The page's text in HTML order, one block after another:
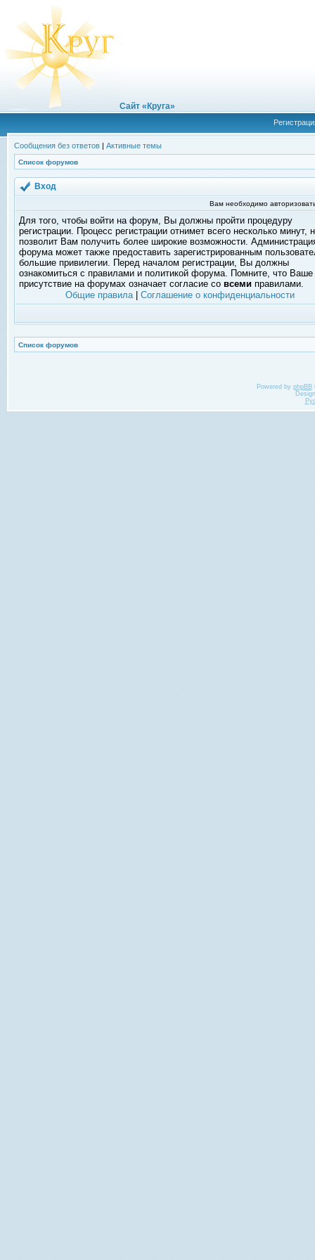
Сайт «Круга»
Сообщения без ответов | Активные темы
Список форумов
Вход
Вам необходимо
Для того, чтобы войти на форум, Вы должны пройти процедуру
регистрации. Процесс регистрации отнимет всего несколько минут,
позволит Вам получить более широкие возможности.
форума может также предоставить зарегистрированным
большие привилегии. Перед началом регистрации, Вы должны
ознакомиться с правилами и политикой форума. Помните, что Ваше
присутствие на форумах означает согласие со всеми правилами.
Общие правила| Соглашение о конфиденциальности
Список форумов
Powered by phpBB